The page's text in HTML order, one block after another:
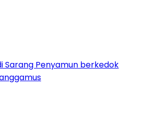
Sarang Penyamun berkedok